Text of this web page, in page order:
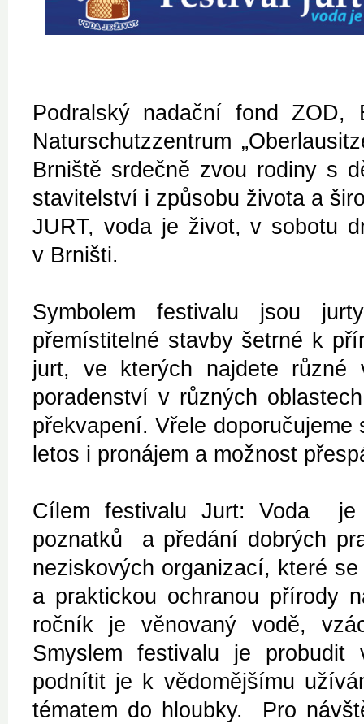
Podralský nadační fond ZOD,
Naturschutzzentrum
Brniště srdečně zvou rodiny s
stavitelství i způsobu života a
JURT, voda je život, v sobotu
v Brništi.
Symbolem festivalu jsou
přemístitelné stavby šetrné k
jurt, ve kterých najdete různé
poradenství v různých
překvapení. Vřele
letos i pronájem a možnost
Cílem festivalu Jurt: Voda
poznatků a předání dobrých
neziskových organizací, které
a praktickou ochranou přírody
ročník je věnovaný vodě,
Smyslem festivalu je
podnítit je k vědomějšímu
tématem do hloubky. Pro